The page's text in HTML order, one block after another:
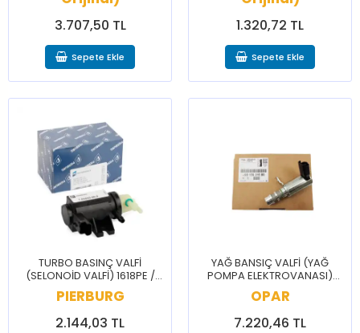
3.707,50 TL
Sepete Ekle
1.320,72 TL
Sepete Ekle
TURBO BASINÇ VALFİ
(SELONOİD VALFİ) 1618PE /
BERLİNGO C3 C4 C5 2008
207 208 3008 308 5008 508
PRTNR
PIERBURG
2.144,03 TL
YAĞ BANSIÇ VALFİ (YAĞ
POMPA ELEKTROVANASI)
9815631580 / JUMPER JUMPY
EXPERT TRAVELLER
OPAR
7.220,46 TL